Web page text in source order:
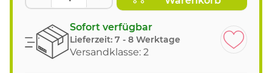
Sofort verfügbar
Lieferzeit: 7 - 8 Werktage
Versandklasse: 2